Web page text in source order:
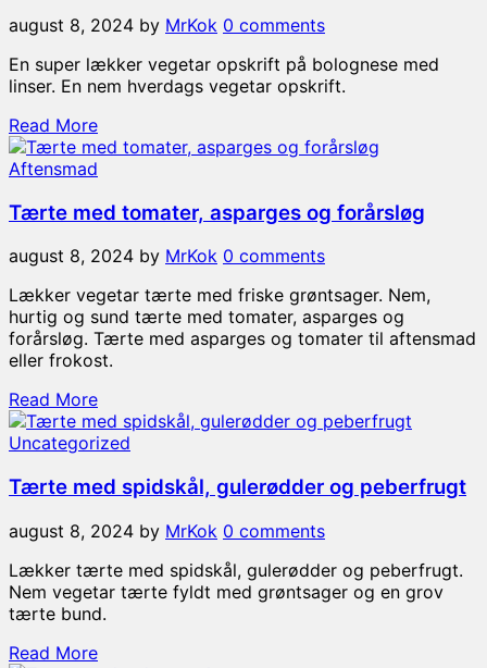
august 8, 2024 by MrKok 0 comments
En super lækker vegetar opskrift på bolognese med
linser. En nem hverdags vegetar opskrift.
Read More
Aftensmad
Tærte med tomater, asparges og forårsløg
august 8, 2024 by MrKok 0 comments
Lækker vegetar tærte med friske grøntsager. Nem,
hurtig og sund tærte med tomater, asparges og
forårsløg. Tærte med asparges og tomater til aftensmad
eller frokost.
Read More
Uncategorized
Tærte med spidskål, gulerødder og peberfrugt
august 8, 2024 by MrKok 0 comments
Lækker tærte med spidskål, gulerødder og peberfrugt.
Nem vegetar tærte fyldt med grøntsager og en grov
tærte bund.
Read More